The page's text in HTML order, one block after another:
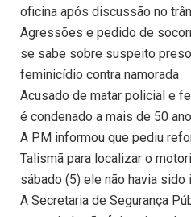
oficina após discussão no
Agressões e pedido de
se sabe sobre suspeito
feminicídio contra namorada
Acusado de matar policial e
é condenado a mais de 50
A PM informou que pediu
Talismã para localizar o
sábado (5) ele não havia sido
A Secretaria de Segurança